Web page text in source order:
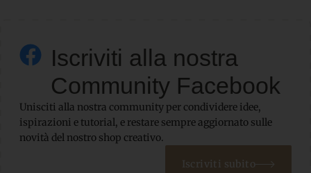
Iscriviti alla nostra
Community Facebook
Unisciti alla nostra community per condividere idee,
ispirazioni e tutorial, e restare sempre aggiornato sulle
novità del nostro shop creativo.
Iscriviti subito